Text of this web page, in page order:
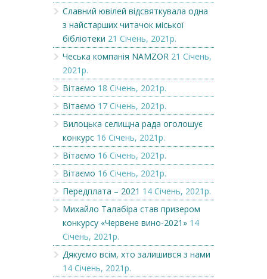
Славний ювілей відсвяткувала одна
з найстарших читачок міської
бібліотеки 21 Січень, 2021р.
Чеська компанія NAMZOR 21 Січень,
2021р.
Вітаємо 18 Січень, 2021р.
Вітаємо 17 Січень, 2021р.
Вилоцька селищна рада оголошує
конкурс 16 Січень, 2021р.
Вітаємо 16 Січень, 2021р.
Вітаємо 16 Січень, 2021р.
Передплата – 2021 14 Січень, 2021р.
Михайло Талабіра став призером
конкурсу «Червене вино-2021» 14
Січень, 2021р.
Дякуємо всім, хто залишився з нами
14 Січень, 2021р.